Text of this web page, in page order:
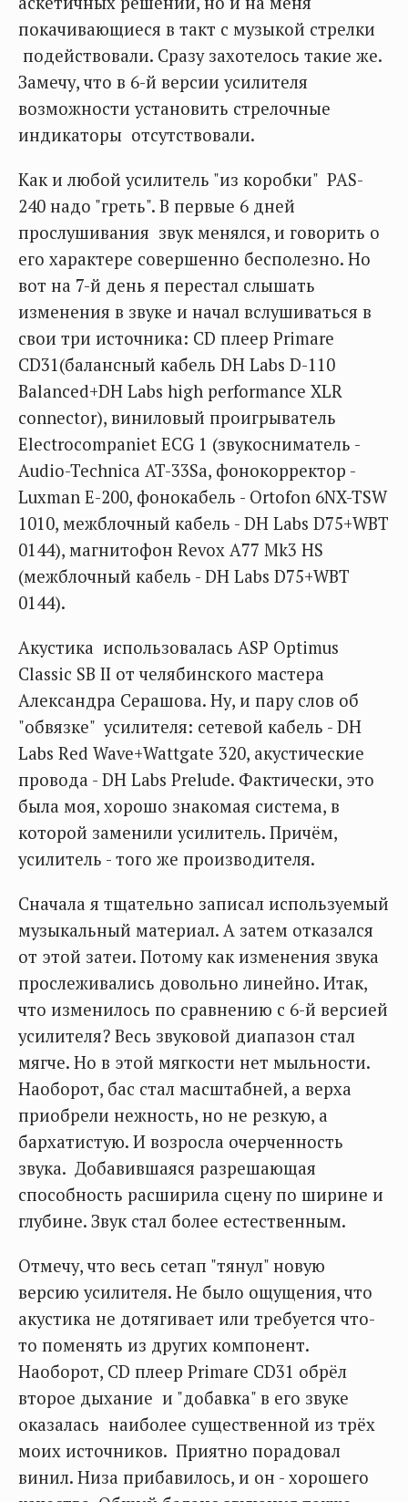
покачивающиеся в такт с музыкой стрелки
подействовали. Сразу захотелось такие же.
Замечу, что в 6-й версии усилителя
возможности установить стрелочные
индикаторы отсутствовали.
Как и любой усилитель "из коробки" PAS-
240 надо "греть". В первые 6 дней
прослушивания звук менялся, и говорить о
его характере совершенно бесполезно. Но
вот на 7-й день я перестал слышать
изменения в звуке и начал вслушиваться в
свои три источника: CD плеер Primare
CD31(балансный кабель DH Labs D-110
Balanced+DH Labs high performance XLR
connector), виниловый проигрыватель
Electrocompaniet ECG 1 (звукосниматель -
Audio-Technica AT-33Sa, фонокорректор -
Luxman E-200, фонокабель - Ortofon 6NX-TSW
1010, межблочный кабель - DH Labs D75+WBT
0144), магнитофон Revox A77 Mk3 HS
(межблочный кабель - DH Labs D75+WBT
0144).
Акустика использовалась ASP Optimus
Classic SB II от челябинского мастера
Александра Серашова. Ну, и пару слов об
"обвязке" усилителя: сетевой кабель - DH
Labs Red Wave+Wattgate 320, акустические
провода - DH Labs Prelude. Фактически, это
была моя, хорошо знакомая система, в
которой заменили усилитель. Причём,
усилитель - того же производителя.
Сначала я тщательно записал используемый
музыкальный материал. А затем отказался
от этой затеи. Потому как изменения звука
прослеживались довольно линейно. Итак,
что изменилось по сравнению с 6-й версией
усилителя? Весь звуковой диапазон стал
мягче. Но в этой мягкости нет мыльности.
Наоборот, бас стал масштабней, а верха
приобрели нежность, но не резкую, а
бархатистую. И возросла очерченность
звука. Добавившаяся разрешающая
способность расширила сцену по ширине и
глубине. Звук стал более естественным.
Отмечу, что весь сетап "тянул" новую
версию усилителя. Не было ощущения, что
акустика не дотягивает или требуется что-
то поменять из других компонент.
Наоборот, CD плеер Primare CD31 обрёл
второе дыхание и "добавка" в его звуке
оказалась наиболее существенной из трёх
моих источников. Приятно порадовал
винил. Низа прибавилось, и он - хорошего